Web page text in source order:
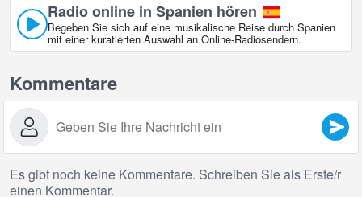
Radio online in Spanien hören
Begeben Sie sich auf eine musikalische Reise durch Spanien
mit einer kuratierten Auswahl an Online‑Radiosendern.
Kommentare
Es gibt noch keine Kommentare. Schreiben Sie als Erste/r
einen Kommentar.